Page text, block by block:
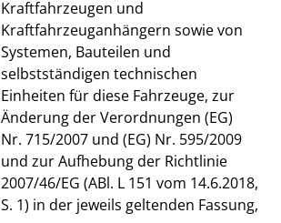
Kraftfahrzeugen und
Kraftfahrzeuganhängern sowie von
Systemen, Bauteilen und
selbstständigen technischen
Einheiten für diese Fahrzeuge, zur
Änderung der Verordnungen (EG)
Nr. 715/2007 und (EG) Nr. 595/2009
und zur Aufhebung der Richtlinie
2007/46/EG (ABl. L 151 vom 14.6.2018,
S. 1) in der jeweils geltenden Fassung,